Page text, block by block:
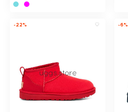
-22% -6%